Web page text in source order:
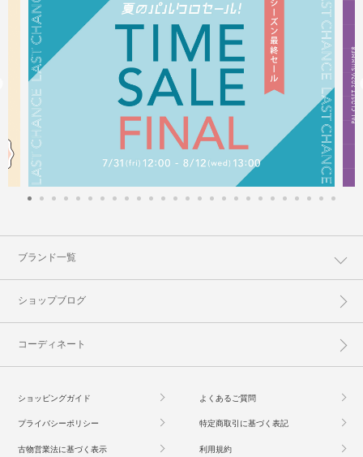
ブランド一覧
ショップブログ
コーディネート
ショッピングガイド よくあるご質問
プライバシーポリシー 特定商取引に基づく表記
古物営業法に基づく表示 利用規約